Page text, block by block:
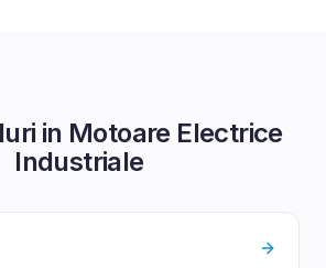
in Motoare Electrice
Industriale